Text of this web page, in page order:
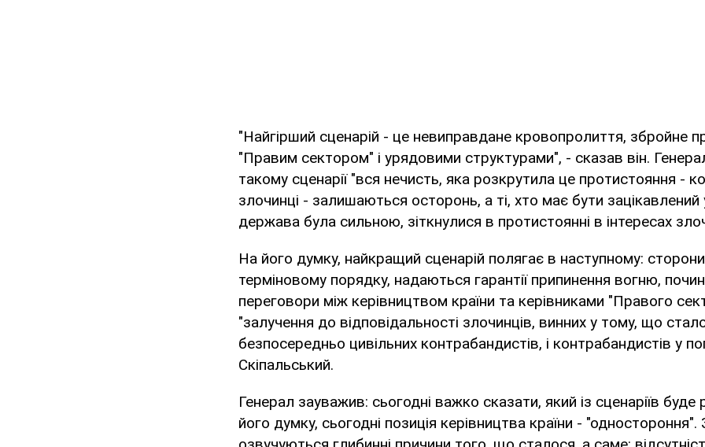
"Найгірший сценарій - це невиправдане кровопролиття, збройне
"Правим сектором" і урядовими структурами", - сказав він.
такому сценарії "вся нечисть, яка розкрутила це протистояння -
злочинці - залишаються осторонь, а ті, хто має бути
держава була сильною, зіткнулися в протистоянні в інтересах
На його думку, найкращий сценарій полягає в наступному:
терміновому порядку, надаються гарантії припинення вогню,
переговори між керівництвом країни та керівниками "Правого
"залучення до відповідальності злочинців, винних у тому, що
безпосередньо цивільних контрабандистів, і контрабандистів у
Скіпальський.
Генерал зауважив: сьогодні важко сказати, який із сценаріїв буде
його думку, сьогодні позиція керівництва країни -